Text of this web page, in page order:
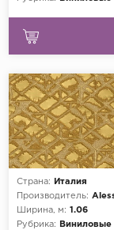
Страна:
Италия
Производитель:
Ширина, м: 1.06
Рубрика:
Виниловые